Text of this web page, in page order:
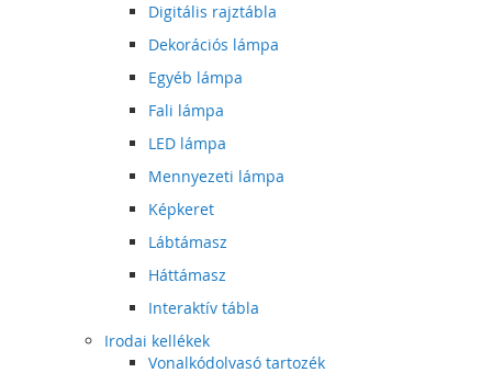
Digitális rajztábla
Dekorációs lámpa
Egyéb lámpa
Fali lámpa
LED lámpa
Mennyezeti lámpa
Képkeret
Lábtámasz
Háttámasz
Interaktív tábla
Irodai kellékek
Vonalkódolvasó tartozék